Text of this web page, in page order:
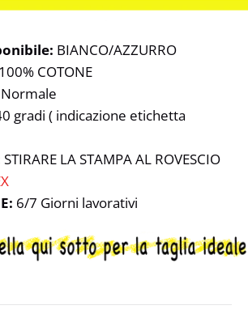
BIANCO/AZZURRO
100% COTONE
Normale
gradi ( indicazione etichetta
STIRARE LA STAMPA AL ROVESCIO
6/7 Giorni lavorativi